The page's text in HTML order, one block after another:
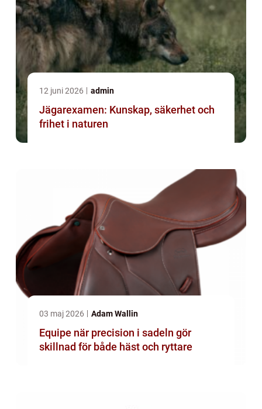
12 juni 2026 admin
Jägarexamen: Kunskap, säkerhet och
frihet i naturen
03 maj 2026 Adam Wallin
Equipe när precision i sadeln gör
skillnad för både häst och ryttare